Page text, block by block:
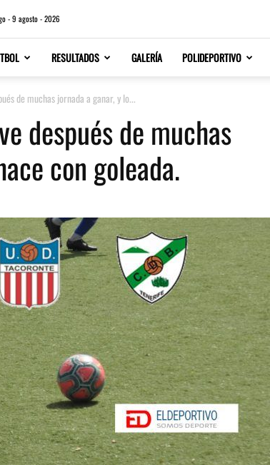
- 9 agosto - 2026
RESULTADOS GALERÍA POLIDEPORTIVO
de muchas jornada a ganar, y lo...
después de muchas
con goleada.